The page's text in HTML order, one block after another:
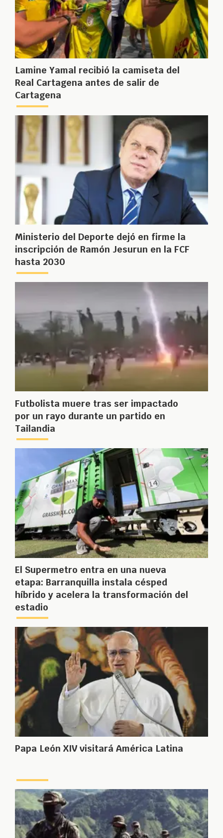
Lamine Yamal recibió la camiseta del
Real Cartagena antes de salir de
Cartagena
Ministerio del Deporte dejó en firme la
inscripción de Ramón Jesurun en la FCF
hasta 2030
Futbolista muere tras ser impactado
por un rayo durante un partido en
Tailandia
El Supermetro entra en una nueva
etapa: Barranquilla instala césped
híbrido y acelera la transformación del
estadio
Papa León XIV visitará América Latina